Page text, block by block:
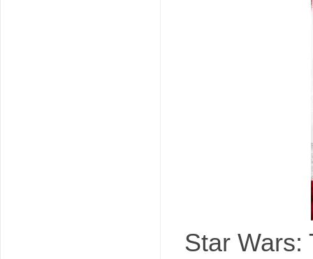
Star Wars: